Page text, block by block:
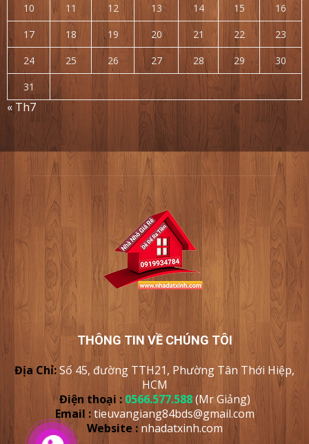
10
11 12 13 14 15
16
17
18 19 20 21 22
23
24
25 26 27 28 29
30
31
« Th7
THÔNG TIN VỀ CHÚNG TÔI
Địa Chỉ:Số 45, đường TTH21, Phường Tân Thới Hiệp,
HCM
Điện thoại : 0566.577.588 (Mr Giảng)
Email :tieuvangiang84bds@gmail.com
Website : nhadatxinh.com